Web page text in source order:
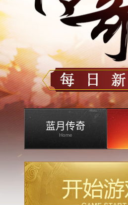
蓝月传奇
Home